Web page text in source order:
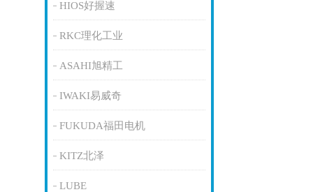
HIOS好握速
RKC理化工业
ASAHI旭精工
IWAKI易威奇
FUKUDA福田电机
KITZ北泽
LUBE